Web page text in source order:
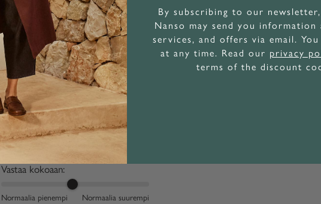
väri hyvä
väri hyvä ja kokokin ok
Vastaa kokoaan:
Normaalia pienempi Normaalia suurempi
By subscribing to our
Nanso may send you
services, and offers via email.
at any time. Read our privacy
terms of the discount